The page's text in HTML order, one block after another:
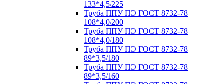
133*4,5/225
Труба ППУ ПЭ ГОСТ 8732-78
108*4,0/200
Труба ППУ ПЭ ГОСТ 8732-78
108*4,0/180
Труба ППУ ПЭ ГОСТ 8732-78
89*3,5/180
Труба ППУ ПЭ ГОСТ 8732-78
89*3,5/160